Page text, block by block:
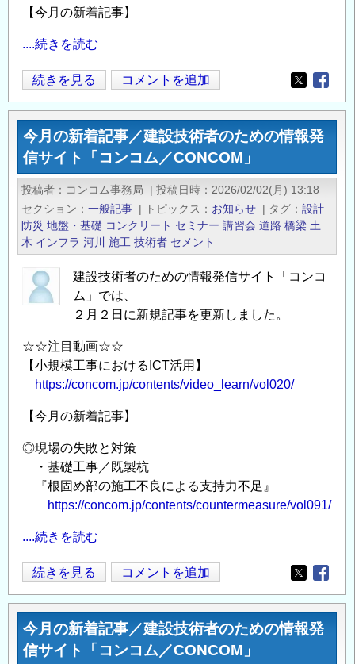
セ
ナ
ー」
（鹿
児
島）
の
ご
案
内
の
【今月の新着記事】
....続きを読む
今
月
の
新
着
記
事
／
建
設
技
た
め
情
発
ト
ン
コ
ム
／
CONCOM」
続きを見る コメントを追加
Opens in
今月の新着記事／建設技術者のための情報発
信サイト「コンコム／CONCOM」
投稿者 コンコム事務局 | 投稿日時
2026/02/02(月) 13:18
セクション
一般記事 | トピックス お知らせ | タグ
設計
防災 地盤・基礎 コンクリート セミナー 講習会 道路 橋梁 土
木 インフラ 河川 施工 技術者 セメント
建設技術者のための情報発信サイト「コンコ
ム」では、
２月２日に新規記事を更新しました。
☆☆注目動画☆☆
【小規模工事におけるICT活用】
https://concom.jp/contents/video_learn/vol020/
【今月の新着記事】
◎現場の失敗と対策
・基礎工事／既製杭
『根固め部の施工不良による支持力不足』
https://concom.jp/contents/countermeasure/vol091/
....続きを読む
今
月
の
新
着
続きを見る コメントを追加
Opens in
今月の新着記事／建設技術者のための情報発
信サイト「コンコム／CONCOM」